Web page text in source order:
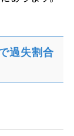
過失割合